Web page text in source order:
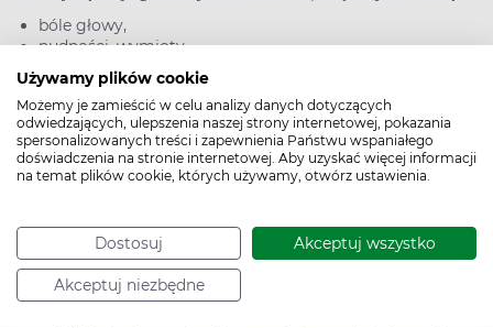
Używamy plików cookie
Możemy je zamieścić w celu analizy danych dotyczących
odwiedzających, ulepszenia naszej strony internetowej, pokazania
spersonalizowanych treści i zapewnienia Państwu wspaniałego
doświadczenia na stronie internetowej. Aby uzyskać więcej informacji
na temat plików cookie, których używamy, otwórz ustawienia.
Dostosuj Akceptuj wszystko
Akceptuj niezbędne
bóle głowy,
nudności, wymioty,
wysypka skórna,
zawroty głowy,
zwiększenie aktywności enzymów wątrobowych.
Rzadziej mogą wystąpić:
zaburzenia żołądkowo-jelitowe (np. bóle brzucha),
zmiany w obrazie krwi (np. leukopenia).
Chlorowodorek proguanilu jest przeciwwskazany u
pacjentów: